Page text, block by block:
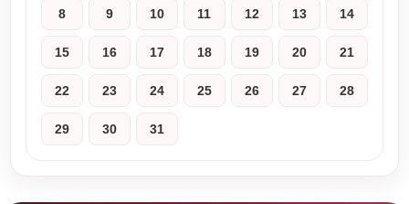
8 9 10 11 12 13 14
15 16 17 18 19 20 21
22 23 24 25 26 27 28
29 30 31